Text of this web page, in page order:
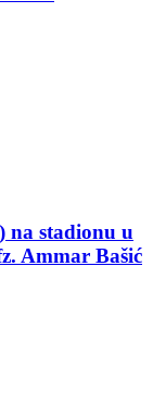
na stadionu u
Ammar Bašić